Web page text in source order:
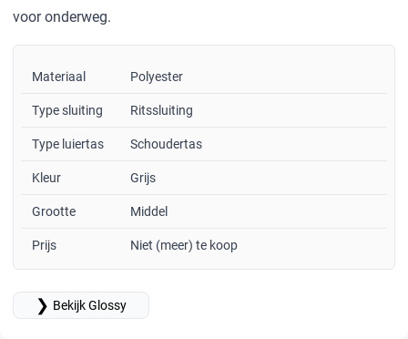
voor onderweg.
Materiaal Polyester
Type sluiting Ritssluiting
Type luiertas Schoudertas
Kleur Grijs
Grootte Middel
Prijs Niet (meer) te koop
❯ Bekijk Glossy